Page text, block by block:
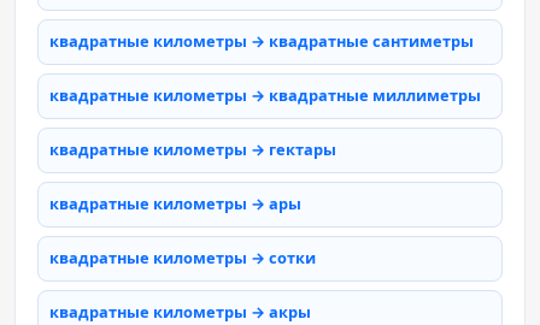
квадратные километры → квадратные сантиметры
квадратные километры → квадратные миллиметры
квадратные километры → гектары
квадратные километры → ары
квадратные километры → сотки
квадратные километры → акры